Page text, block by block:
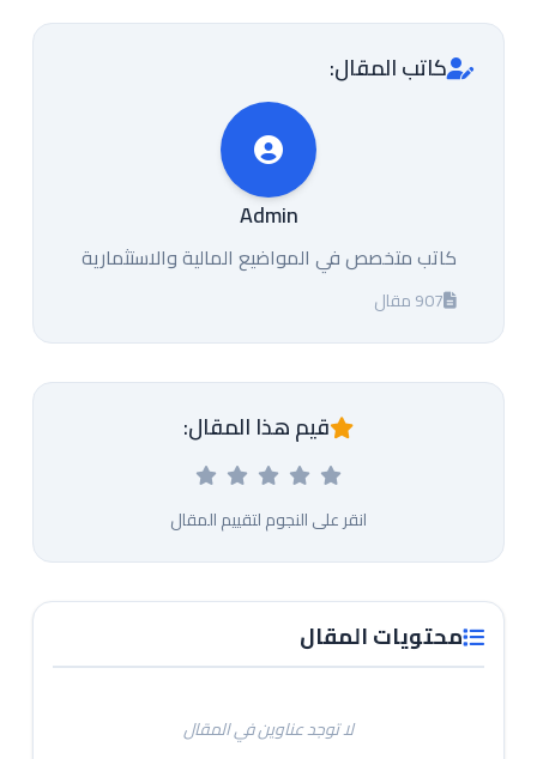
كاتب المقال:
Admin
كاتب متخصص في المواضيع المالية والاستثمارية
907 مقال
قيم هذا المقال:
انقر على النجوم لتقييم المقال
محتويات المقال
لا توجد عناوين في المقال